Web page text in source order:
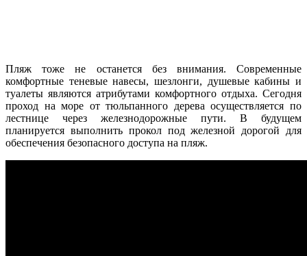
Пляж тоже не останется без внимания. Современные
комфортные теневые навесы, шезлонги, душевые кабины и
туалеты являются атрибутами комфортного отдыха. Сегодня
проход на море от тюльпанного дерева осуществляется по
лестнице через железнодорожные пути. В будущем
планируется выполнить прокол под железной дорогой для
обеспечения безопасного доступа на пляж.